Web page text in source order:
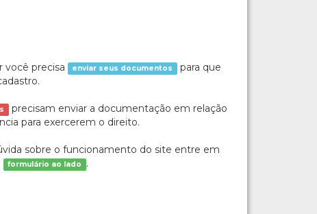
você precisa enviar seus documentos para que
precisam enviar a documentação em relação
para exercerem o direito.
sobre o funcionamento do site entre em
formulário ao lado .